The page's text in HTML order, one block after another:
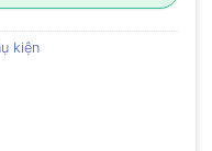
kiện